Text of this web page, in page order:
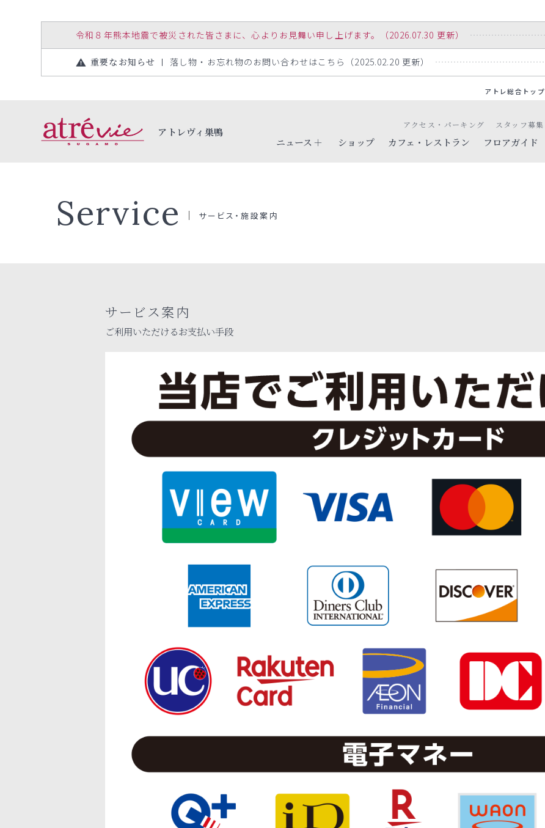
令和８年熊本地震で被災された皆さまに、心よりお見舞い申し上げます。（2026.07.30 更新）
重要なお知らせ 落し物・お忘れ物のお問い合わせはこちら（2025.02.20 更新）
アトレ総合トップ
アトレヴィ巣鴨
ニュース
ショップ カフェ・レストラン フロアガイド
アクセス・パーキング スタッフ募集
Service サービス・施設案内
サービス案内
ご利用いただけるお支払い手段